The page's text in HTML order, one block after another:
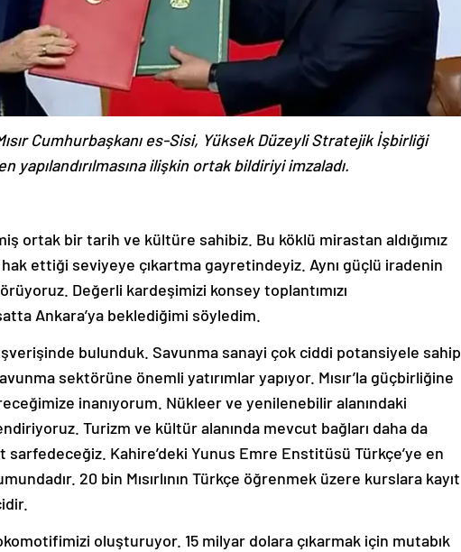
Cumhurbaşkanı es-Sisi, Yüksek Düzeyli Stratejik İşbirliği
yapılandırılmasına ilişkin ortak bildiriyi imzaladı.
ortak bir tarih ve kültüre sahibiz. Bu köklü mirastan aldığımız
ettiği seviyeye çıkartma gayretindeyiz. Aynı güçlü iradenin
Değerli kardeşimizi konsey toplantımızı
Ankara’ya beklediğimi söyledim.
bulunduk. Savunma sanayi çok ciddi potansiyele sahip
sektörüne önemli yatırımlar yapıyor. Mısır’la güçbirliğine
inanıyorum. Nükleer ve yenilenebilir alanındaki
Turizm ve kültür alanında mevcut bağları daha da
Kahire’deki Yunus Emre Enstitüsü Türkçe’ye en
20 bin Mısırlının Türkçe öğrenmek üzere kurslara kayıt
oluşturuyor. 15 milyar dolara çıkarmak için mutabık